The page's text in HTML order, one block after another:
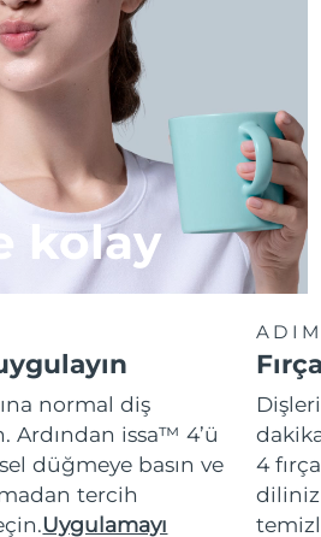
kolay
normal diş
Ardından issa™ 4’ü
düğmeye basın ve
tercih
Uygulamayı
4